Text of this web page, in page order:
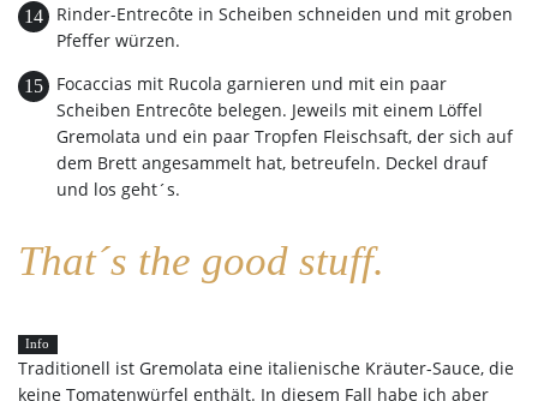
Rinder-Entrecôte in Scheiben schneiden und mit groben
Pfeffer würzen.
Focaccias mit Rucola garnieren und mit ein paar
Scheiben Entrecôte belegen. Jeweils mit einem Löffel
Gremolata und ein paar Tropfen Fleischsaft, der sich auf
dem Brett angesammelt hat, betreufeln. Deckel drauf
und los geht´s.
That´s the good stuff.
Info
Traditionell ist Gremolata eine italienische Kräuter-Sauce, die
keine Tomatenwürfel enthält. In diesem Fall habe ich aber